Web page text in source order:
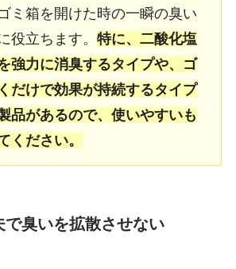
ミ箱を開けた時の一瞬の臭い
役立ちます。 特に、二酸化塩
強力に消臭するタイプや、ゴ
だけで効果が持続するタイプ
品があるので、使いやすいも
ください。
で臭いを拡散させない